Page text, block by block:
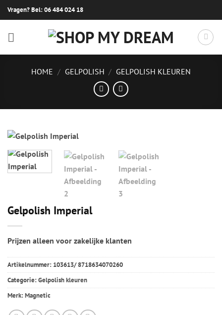
Ga
naar
Vragen? Bel:06 484 024 18
HOME / GELPOLISH / GELPOLISH KLEUREN
Gelpolish Imperial
Prijzen alleen voor zakelijke klanten
Artikelnummer: 103613/ 8718634070260
Categorie:Gelpolish kleuren
Merk:Magnetic